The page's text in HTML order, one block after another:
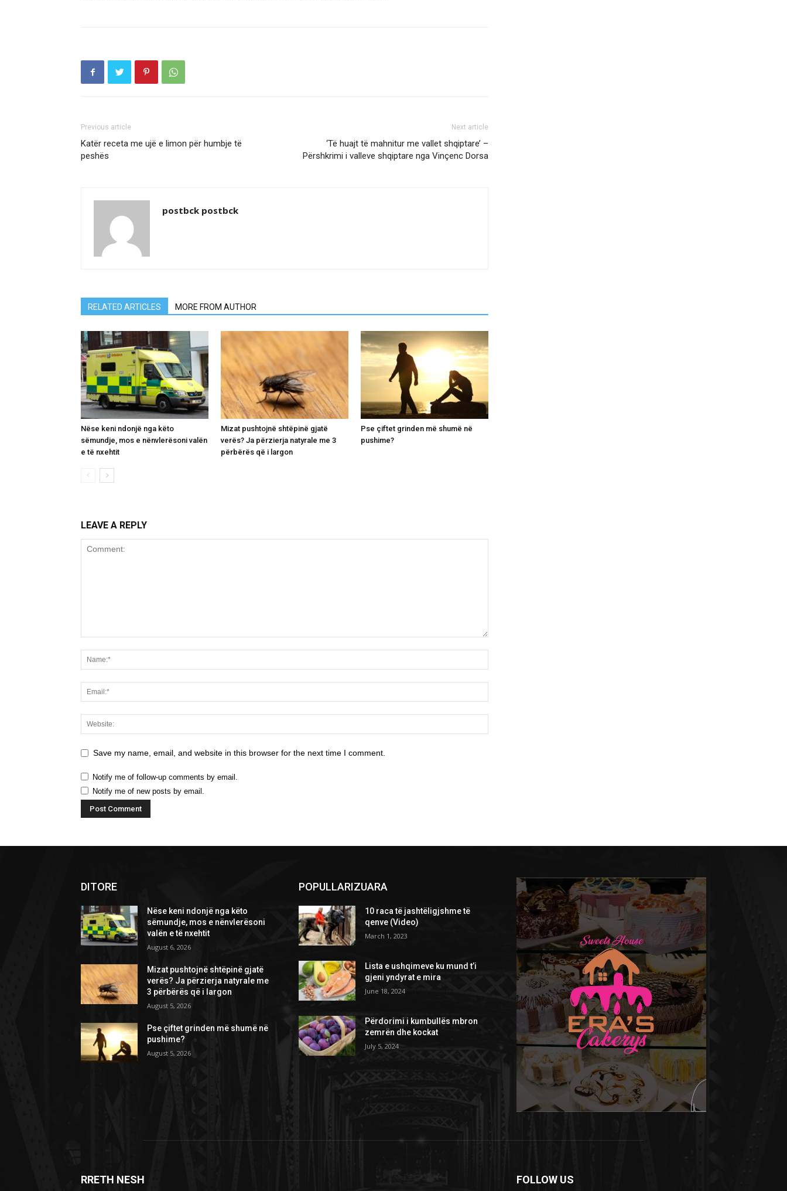
Previous article
Katër receta me ujë e limon për humbje të
peshës
Next article
‘Të huajt të mahnitur me vallet shqiptare’ –
Përshkrimi i valleve shqiptare nga Vinçenc Dorsa
postbck postbck
RELATED ARTICLES MORE FROM AUTHOR
Nëse keni ndonjë nga këto
sëmundje, mos e nënvlerësoni valën
e të nxehtit
Mizat pushtojnë shtëpinë gjatë
verës? Ja përzierja natyrale me 3
përbërës që i largon
Pse çiftet grinden më shumë në
pushime?
LEAVE A REPLY
Save my name, email, and website in this browser for the next time I comment.
Notify me of follow-up comments by email.
Notify me of new posts by email.
DITORE
Nëse keni ndonjë nga këto
sëmundje, mos e nënvlerësoni
valën e të nxehtit
August 6, 2026
Mizat pushtojnë shtëpinë gjatë
verës? Ja përzierja natyrale me
3 përbërës që i largon
August 5, 2026
Pse çiftet grinden më shumë në
pushime?
August 5, 2026
POPULLARIZUARA
10 raca të jashtëligjshme të
qenve (Video)
March 1, 2023
Lista e ushqimeve ku mund t’i
gjeni yndyrat e mira
June 18, 2024
Përdorimi i kumbullës mbron
zemrën dhe kockat
July 5, 2024
RRETH NESH FOLLOW US